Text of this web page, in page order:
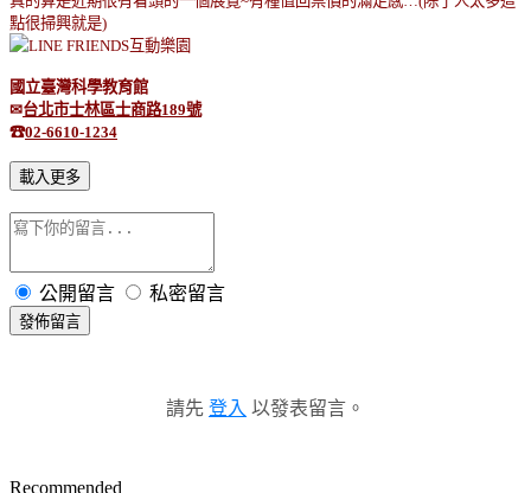
點很掃興就是)
國立臺灣科學教育館
✉台北市士林區士商路189號
☎02-6610-1234
載入更多
公開留言 私密留言
發佈留言
請先 登入 以發表留言。
Recommended